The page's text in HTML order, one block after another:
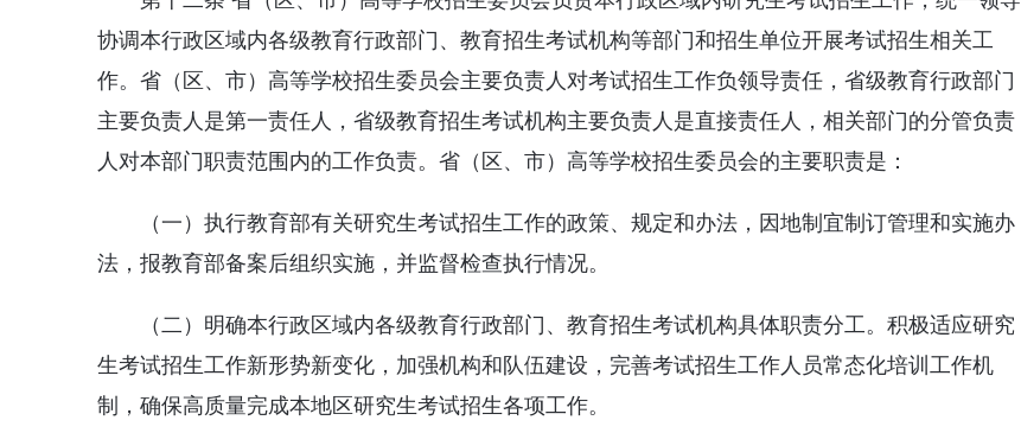
协调本行政区域内各级教育行政部门、教育招生考试机构等部门和招生单位开展考试招生相关工
作。省（区、市）高等学校招生委员会主要负责人对考试招生工作负领导责任，省级教育行政部门
主要负责人是第一责任人，省级教育招生考试机构主要负责人是直接责任人，相关部门的分管负责
人对本部门职责范围内的工作负责。省（区、市）高等学校招生委员会的主要职责是：
（一）执行教育部有关研究生考试招生工作的政策、规定和办法，因地制宜制订管理和实施办
法，报教育部备案后组织实施，并监督检查执行情况。
（二）明确本行政区域内各级教育行政部门、教育招生考试机构具体职责分工。积极适应研究
生考试招生工作新形势新变化，加强机构和队伍建设，完善考试招生工作人员常态化培训工作机
制，确保高质量完成本地区研究生考试招生各项工作。